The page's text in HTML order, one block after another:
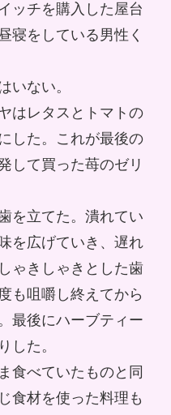
ッチを購入した屋台
寝をしている男性く
いない。
はレタスとトマトの
した。これが最後の
して買った苺のゼリ
を立てた。潰れてい
を広げていき、遅れ
ゃきしゃきとした歯
も咀嚼し終えてから
最後にハーブティー
した。
食べていたものと同
食材を使った料理も